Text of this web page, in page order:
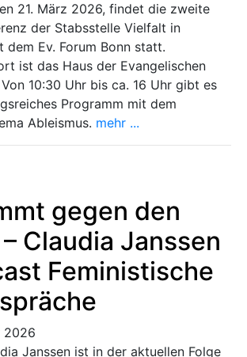
21. März 2026, findet die zweite
der Stabsstelle Vielfalt in
dem Ev. Forum Bonn statt.
ist das Haus der Evangelischen
10:30 Uhr bis ca. 16 Uhr gibt es
Programm mit dem
Ableismus. mehr ...
gegen den
Claudia Janssen
Feministische
2026
Janssen ist in der aktuellen Folge